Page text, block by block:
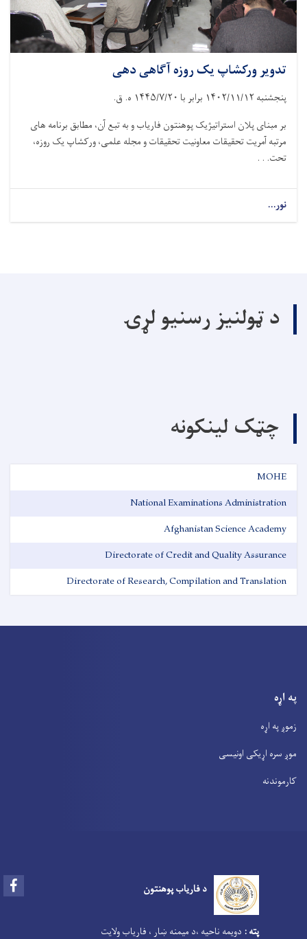
تدویر ورکشاپ یک روزه آگاهی دهی
پنجشنبه ۱۴۰۲/۱۱/۱۲ برابر با ۱۴۴۵/۷/۲۰ ه. ق.
بر مبنای پلان استراتیژیک پوهنتون فاریاب و به تبع آن، مطابق برنامه های
مرتبه آمریت تحقیقات معاونیت تحقیقات و مجله علمی، ورکشاپ یک روزه،
تحت. . .
نور...
د ټولنیز رسنیو لړۍ
چټک لینکونه
MOHE
National Examinations Administration
Afghanistan Science Academy
Directorate of Credit and Quality Assurance
Directorate of Research, Compilation and Translation
په اړه
زموږ په اړه
موږ سره اړیکی اونیسی
کارموندنه
د فاریاب پوهنتون
پته : دویمه ناحیه ،د میمنه ښار ، فاریاب ولایت